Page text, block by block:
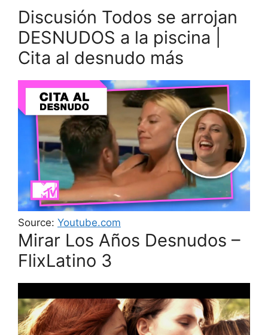
Discusión Todos se arrojan
DESNUDOS a la piscina |
Cita al desnudo más
Source: Youtube.com
Mirar Los Años Desnudos –
FlixLatino 3